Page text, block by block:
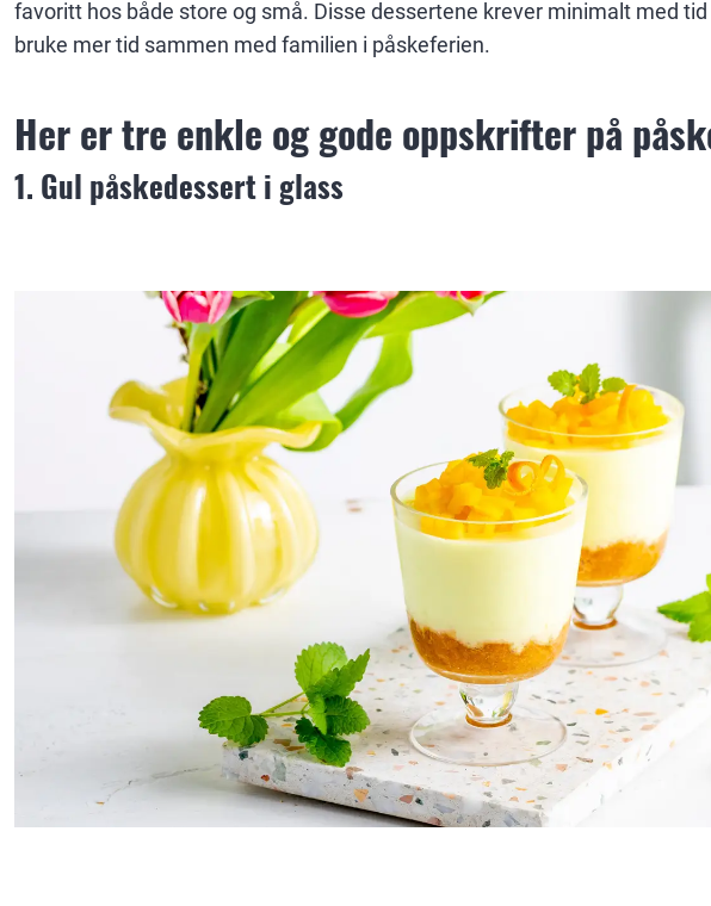
favoritt hos både store og små. Disse dessertene krever minimalt med
bruke mer tid sammen med familien i påskeferien.
Her er tre enkle og gode oppskrifter på
1. Gul påskedessert i glass